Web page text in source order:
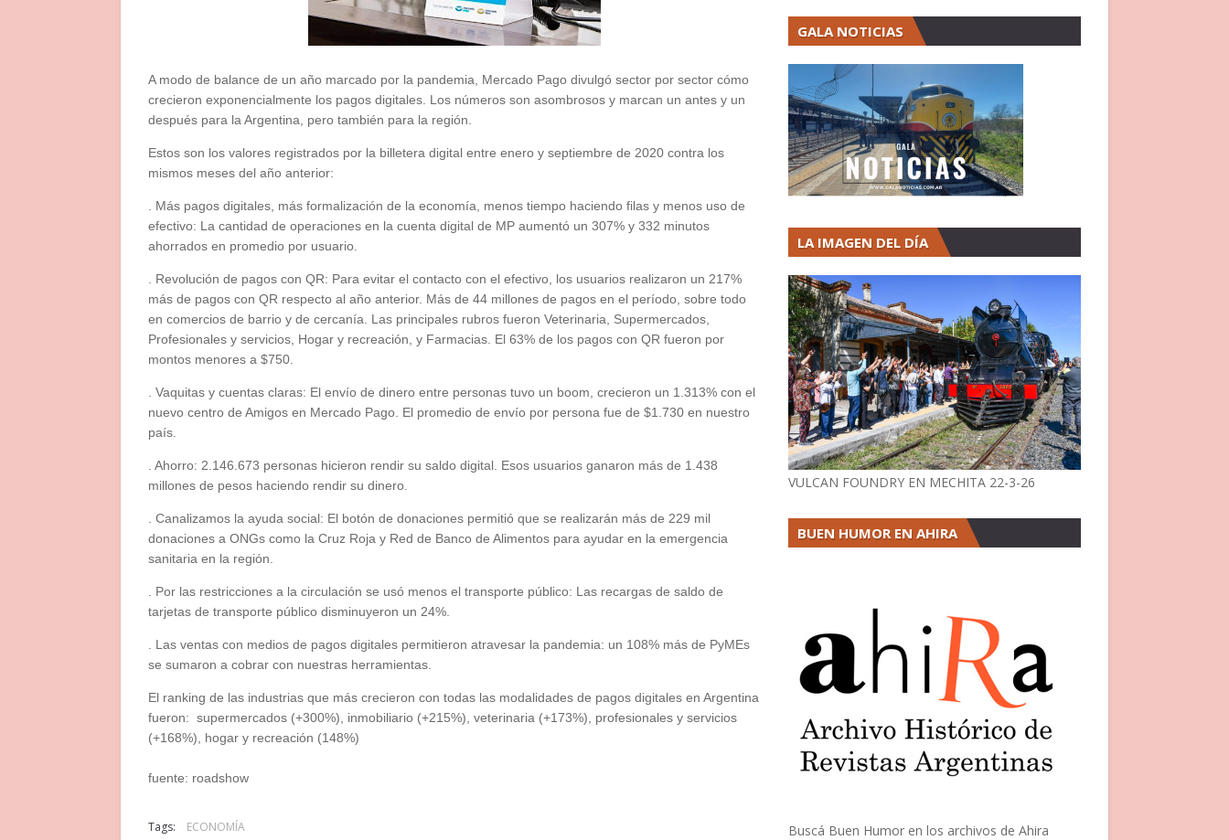
A modo de balance de un año marcado por la pandemia, Mercado Pago divulgó sector por sector cómo
crecieron exponencialmente los pagos digitales. Los números son asombrosos y marcan un antes y un
después para la Argentina, pero también para la región.
Estos son los valores registrados por la billetera digital entre enero y septiembre de 2020 contra los
mismos meses del año anterior:
. Más pagos digitales, más formalización de la economía, menos tiempo haciendo filas y menos uso de
efectivo: La cantidad de operaciones en la cuenta digital de MP aumentó un 307% y 332 minutos
ahorrados en promedio por usuario.
. Revolución de pagos con QR: Para evitar el contacto con el efectivo, los usuarios realizaron un 217%
más de pagos con QR respecto al año anterior. Más de 44 millones de pagos en el período, sobre todo
en comercios de barrio y de cercanía. Las principales rubros fueron Veterinaria, Supermercados,
Profesionales y servicios, Hogar y recreación, y Farmacias. El 63% de los pagos con QR fueron por
montos menores a $750.
. Vaquitas y cuentas claras: El envío de dinero entre personas tuvo un boom, crecieron un 1.313% con el
nuevo centro de Amigos en Mercado Pago. El promedio de envío por persona fue de $1.730 en nuestro
país.
. Ahorro: 2.146.673 personas hicieron rendir su saldo digital. Esos usuarios ganaron más de 1.438
millones de pesos haciendo rendir su dinero.
. Canalizamos la ayuda social: El botón de donaciones permitió que se realizarán más de 229 mil
donaciones a ONGs como la Cruz Roja y Red de Banco de Alimentos para ayudar en la emergencia
sanitaria en la región.
. Por las restricciones a la circulación se usó menos el transporte público: Las recargas de saldo de
tarjetas de transporte público disminuyeron un 24%.
. Las ventas con medios de pagos digitales permitieron atravesar la pandemia: un 108% más de PyMEs
se sumaron a cobrar con nuestras herramientas.
El ranking de las industrias que más crecieron con todas las modalidades de pagos digitales en Argentina
fueron: supermercados (+300%), inmobiliario (+215%), veterinaria (+173%), profesionales y servicios
(+168%), hogar y recreación (148%)
fuente: roadshow
Tags: ECONOMÍA
GALA NOTICIAS
LA IMAGEN DEL DÍA
VULCAN FOUNDRY EN MECHITA 22-3-26
BUEN HUMOR EN AHIRA
Buscá Buen Humor en los archivos de Ahira